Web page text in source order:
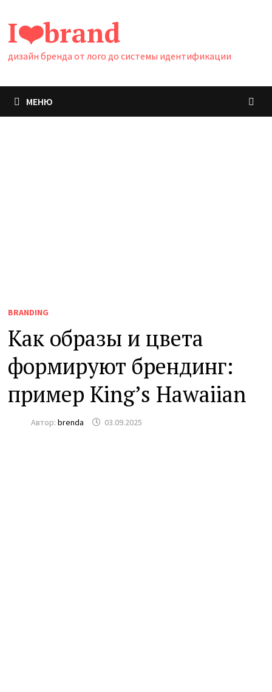
содержимому
I❤️brand
дизайн бренда от лого до системы идентификации
МЕНЮ
BRANDING
Как образы и цвета
формируют брендинг:
пример King’s Hawaiian
Автор:brenda 03.09.2025